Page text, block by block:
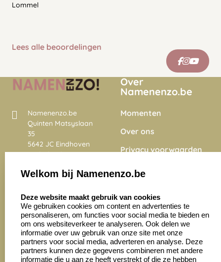
Lommel
Lees alle beoordelingen
Namenenzo.be
Quinten Matsyslaan
35
5642 JC Eindhoven
Nederland
4028 beoordelingen
Over
Namenenzo.be
Momenten
Over ons
Privacy voorwaarden
Onze vacatures
Zakelijk:
Aanvraag op maat
Klantenservice:
Contact opnemen
Welkom bij Namenenzo.be
Deze website maakt gebruik van cookies
We gebruiken cookies om content en advertenties te
personaliseren, om functies voor social media te bieden en
om ons websiteverkeer te analyseren. Ook delen we
informatie over uw gebruik van onze site met onze
partners voor social media, adverteren en analyse. Deze
partners kunnen deze gegevens combineren met andere
informatie die u aan ze heeft verstrekt of die ze hebben